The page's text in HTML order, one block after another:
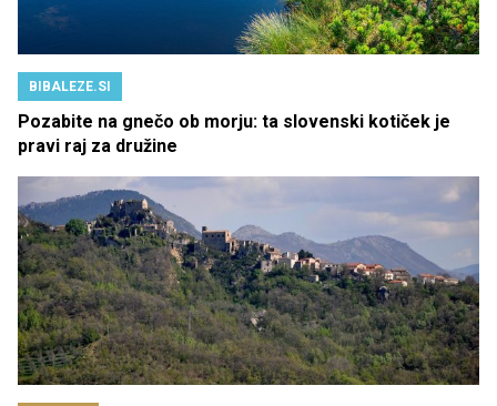
BIBALEZE.SI
Pozabite na gnečo ob morju: ta slovenski kotiček je
pravi raj za družine